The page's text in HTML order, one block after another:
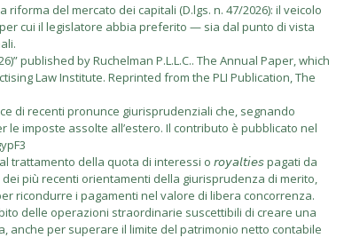
del mercato dei capitali (D.lgs. n. 47/2026): il veicolo
cui il legislatore abbia preferito — sia dal punto di vista
published by Ruchelman P.L.L.C.. The Annual Paper, which
Law Institute. Reprinted from the PLI Publication, The
di recenti pronunce giurisprudenziali che, segnando
imposte assolte all’estero. Il contributo è pubblicato nel
della quota di interessi o 𝘳𝘰𝘺𝘢𝘭𝘵𝘪𝘦𝘴 pagati da
più recenti orientamenti della giurisprudenza di merito,
ricondurre i pagamenti nel valore di libera concorrenza.
delle operazioni straordinarie suscettibili di creare una
anche per superare il limite del patrimonio netto contabile